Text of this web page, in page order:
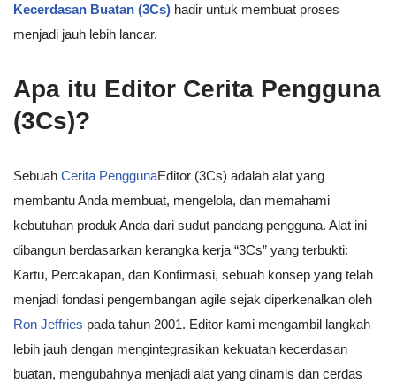
Kecerdasan Buatan (3Cs) hadir untuk membuat proses
menjadi jauh lebih lancar.
Apa itu Editor Cerita Pengguna
(3Cs)?
Sebuah Cerita PenggunaEditor (3Cs) adalah alat yang
membantu Anda membuat, mengelola, dan memahami
kebutuhan produk Anda dari sudut pandang pengguna. Alat ini
dibangun berdasarkan kerangka kerja “3Cs” yang terbukti:
Kartu, Percakapan, dan Konfirmasi, sebuah konsep yang telah
menjadi fondasi pengembangan agile sejak diperkenalkan oleh
Ron Jeffries pada tahun 2001. Editor kami mengambil langkah
lebih jauh dengan mengintegrasikan kekuatan kecerdasan
buatan, mengubahnya menjadi alat yang dinamis dan cerdas